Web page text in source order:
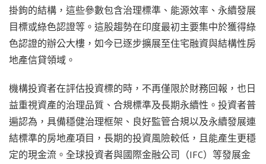
掛鉤的結構，這些參數包含治理標準、能源效率、永續發展
目標或綠色認證等。這股趨勢在印度最初主要集中於獲得綠
色認證的辦公大樓，如今已逐步擴展至住宅融資與結構性房
地產信貸領域。
機構投資者在評估投資標的時，不再僅限於財務回報，也日
益重視資產的治理品質、合規標準及長期永續性。投資者普
遍認為，具備穩健治理框架、良好監管合規以及永續發展連
結標準的房地產項目，長期的投資風險較低，且能產生更穩
定的現金流。全球投資者與國際金融公司（IFC）等發展金